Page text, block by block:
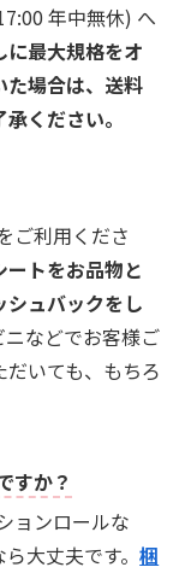
年中無休) へ
に最大規格をオ
た場合は、送料
ください。
ご利用くださ
トをお品物と
シュバックをし
などでお客様ご
いても、もちろ
すか？
ョンロールな
大丈夫です。梱